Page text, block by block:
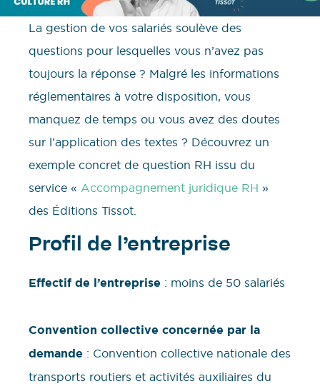
La gestion de vos salariés soulève des
questions pour lesquelles vous n’avez pas
toujours la réponse ? Malgré les informations
réglementaires à votre disposition, vous
manquez de temps ou vous avez des doutes
sur l’application des textes ? Découvrez un
exemple concret de question RH issu du
service « Accompagnement juridique RH »
des Éditions Tissot.
Profil de l’entreprise
Effectif de l’entreprise : moins de 50 salariés
Convention collective concernée par la
demande : Convention collective nationale des
transports routiers et activités auxiliaires du